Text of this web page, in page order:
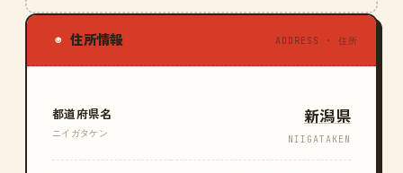
◉ 住所情報 ADDRESS · 住所
都道府県名
ニイガタケン
新潟県
NIIGATAKEN